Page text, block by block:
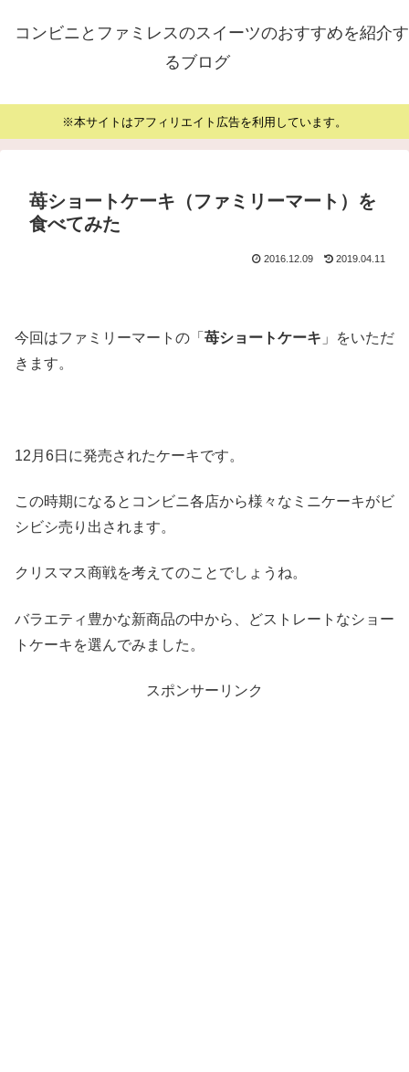
コンビニとファミレスのスイーツのおすすめを紹介す
るブログ
※本サイトはアフィリエイト広告を利用しています。
苺ショートケーキ（ファミリーマート）を
食べてみた
2016.12.09 2019.04.11
今回はファミリーマートの「 苺ショートケーキ 」をいただ
きます。
12月6日に発売されたケーキです。
この時期になるとコンビニ各店から様々なミニケーキがビ
シビシ売り出されます。
クリスマス商戦を考えてのことでしょうね。
バラエティ豊かな新商品の中から、どストレートなショー
トケーキを選んでみました。
スポンサーリンク